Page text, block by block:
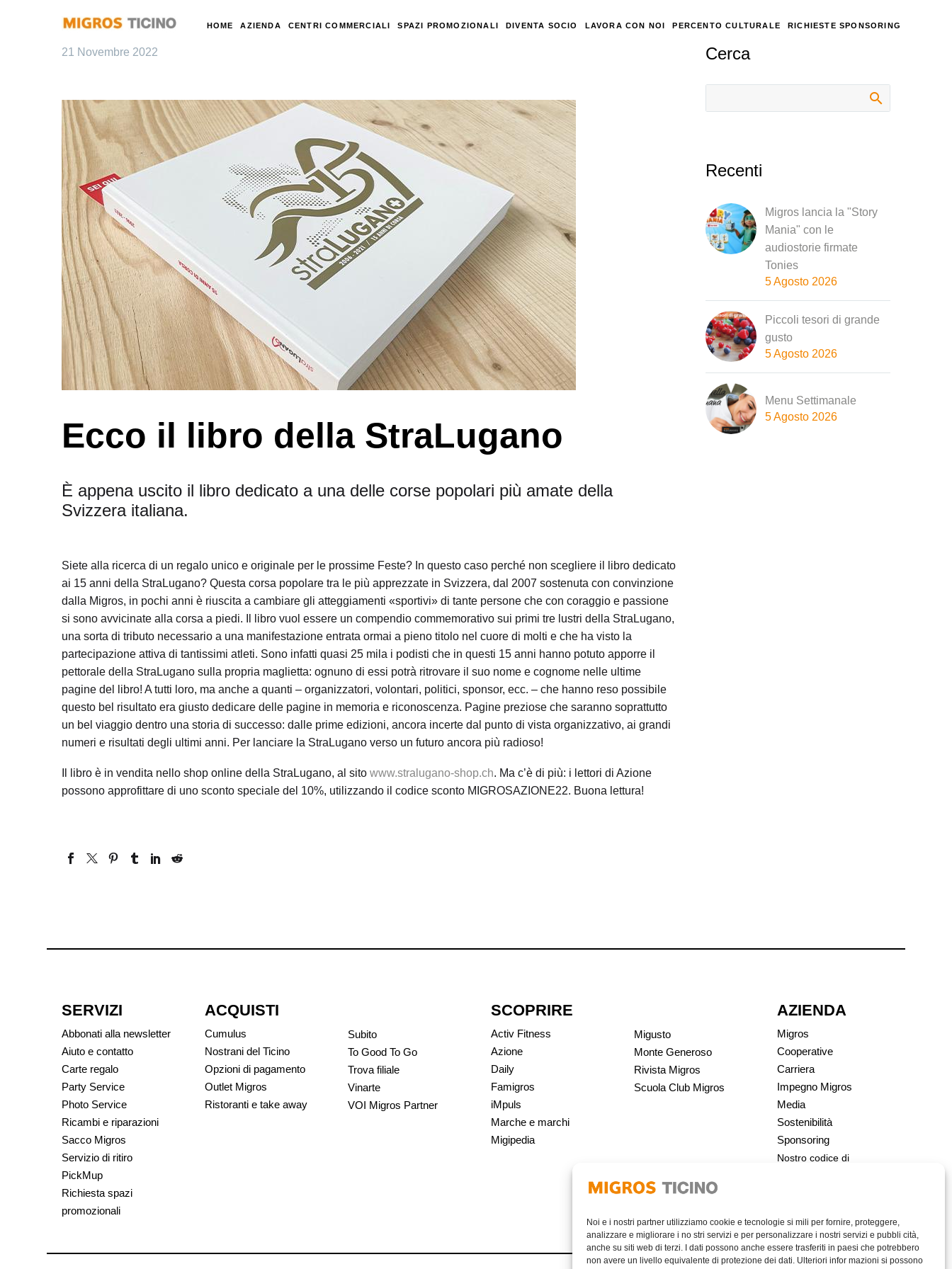
Noi e i nostri partner utilizziamo cookie e tecnologie si mili per fornire, proteggere,
analizzare e migliorare i no stri servizi e per personalizzare i nostri servizi e pubbli cità,
anche su siti web di terzi. I dati possono anche essere trasferiti in paesi che potrebbero
non avere un livello equivalente di protezione dei dati. Ulteriori infor mazioni si possono
HOME AZIENDA CENTRI COMMERCIALI SPAZI PROMOZIONALI DIVENTA SOCIO LAVORA CON NOI PERCENTO CULTURALE RICHIESTE SPONSORING
21 Novembre 2022
Ecco il libro della StraLugano
È appena uscito il libro dedicato a una delle corse popolari più amate della
Svizzera italiana.
Siete alla ricerca di un regalo unico e originale per le prossime Feste? In questo caso perché non scegliere il libro dedicato
ai 15 anni della StraLugano? Questa corsa popolare tra le più apprezzate in Svizzera, dal 2007 sostenuta con convinzione
dalla Migros, in pochi anni è riuscita a cambiare gli atteggiamenti «sportivi» di tante persone che con coraggio e passione
si sono avvicinate alla corsa a piedi. Il libro vuol essere un compendio commemorativo sui primi tre lustri della StraLugano,
una sorta di tributo necessario a una manifestazione entrata ormai a pieno titolo nel cuore di molti e che ha visto la
partecipazione attiva di tantissimi atleti. Sono infatti quasi 25 mila i podisti che in questi 15 anni hanno potuto apporre il
pettorale della StraLugano sulla propria maglietta: ognuno di essi potrà ritrovare il suo nome e cognome nelle ultime
pagine del libro! A tutti loro, ma anche a quanti – organizzatori, volontari, politici, sponsor, ecc. – che hanno reso possibile
questo bel risultato era giusto dedicare delle pagine in memoria e riconoscenza. Pagine preziose che saranno soprattutto
un bel viaggio dentro una storia di successo: dalle prime edizioni, ancora incerte dal punto di vista organizzativo, ai grandi
numeri e risultati degli ultimi anni. Per lanciare la StraLugano verso un futuro ancora più radioso!
Il libro è in vendita nello shop online della StraLugano, al sito www.stralugano-shop.ch. Ma c’è di più: i lettori di Azione
possono approfittare di uno sconto speciale del 10%, utilizzando il codice sconto MIGROSAZIONE22. Buona lettura!
Cerca
Recenti
Migros lancia la "Story
Mania" con le
audiostorie firmate
Tonies
5 Agosto 2026
Piccoli tesori di grande
gusto
5 Agosto 2026
Menu Settimanale
5 Agosto 2026
SERVIZI
Abbonati alla newsletter
Aiuto e contatto
Carte regalo
Party Service
Photo Service
Ricambi e riparazioni
Sacco Migros
Servizio di ritiro
PickMup
Richiesta spazi
promozionali
ACQUISTI
Cumulus
Nostrani del Ticino
Opzioni di pagamento
Outlet Migros
Ristoranti e take away
Subito
To Good To Go
Trova filiale
Vinarte
VOI Migros Partner
SCOPRIRE
Activ Fitness
Azione
Daily
Famigros
iMpuls
Marche e marchi
Migipedia
Migusto
Monte Generoso
Rivista Migros
Scuola Club Migros
AZIENDA
Migros
Cooperative
Carriera
Impegno Migros
Media
Sostenibilità
Sponsoring
Nostro codice di